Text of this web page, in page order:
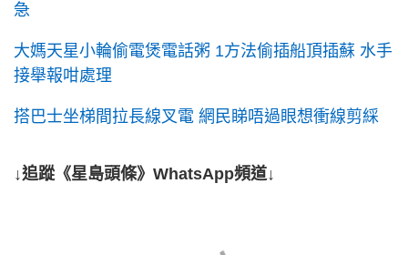
急
大媽天星小輪偷電煲電話粥 1方法偷插船頂插蘇 水手
接舉報咁處理
搭巴士坐梯間拉長線叉電 網民睇唔過眼想衝線剪綵
↓追蹤《星島頭條》WhatsApp頻道↓